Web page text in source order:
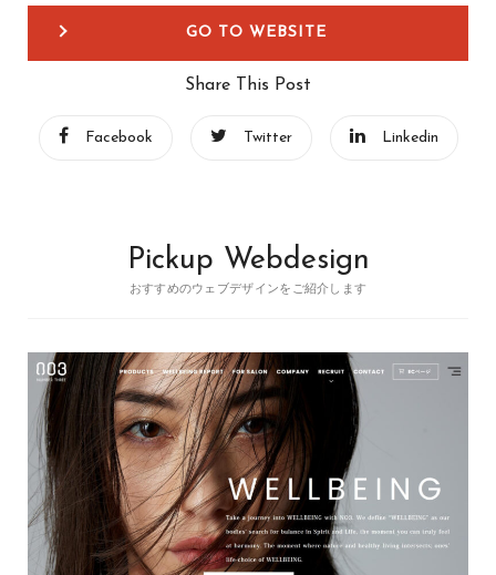
GO TO WEBSITE
Share This Post
Facebook Twitter Linkedin
Pickup Webdesign
おすすめのウェブデザインをご紹介します